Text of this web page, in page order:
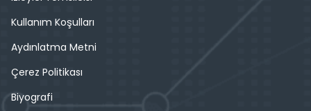
Kullanım Koşulları
Aydınlatma Metni
Çerez Politikası
Biyografi